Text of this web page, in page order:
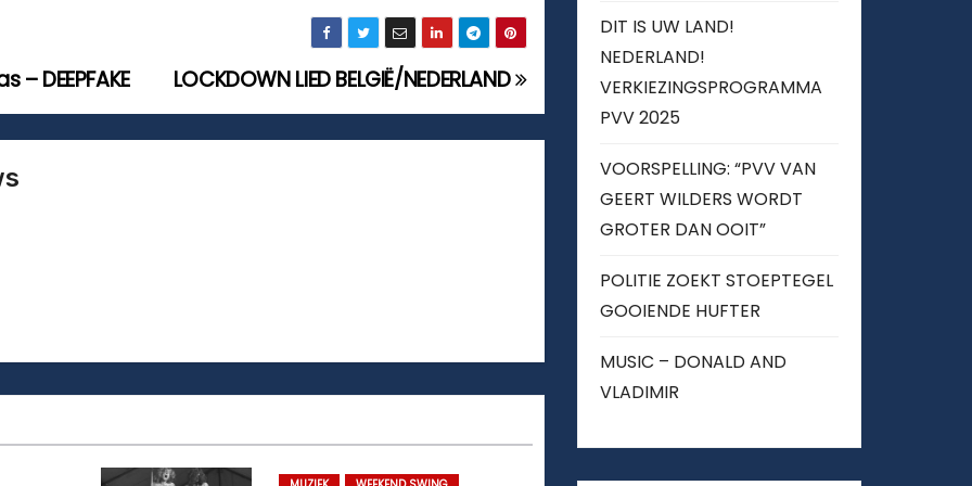
LOCKDOWN LIED BELGIË/NEDERLAND
DEEPFAKE
DIT IS UW LAND!
NEDERLAND!
VERKIEZINGSPROGRAMMA
PVV 2025
VOORSPELLING: “PVV VAN
GEERT WILDERS WORDT
GROTER DAN OOIT”
POLITIE ZOEKT STOEPTEGEL
GOOIENDE HUFTER
MUSIC – DONALD AND
VLADIMIR